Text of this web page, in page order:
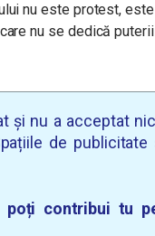
nu este protest,
nu se dedică
și nu a acceptat
de
contribui tu